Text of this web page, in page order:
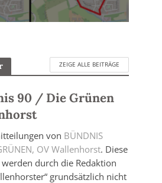
ZEIGE ALLE BEITRÄGE
90 / Die Grünen
von BÜNDNIS
OV Wallenhorst. Diese
werden durch die Redaktion
grundsätzlich nicht